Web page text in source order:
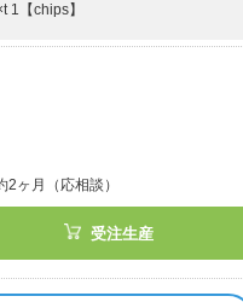
1 【chips】
2ヶ月（応相談）
受注生産